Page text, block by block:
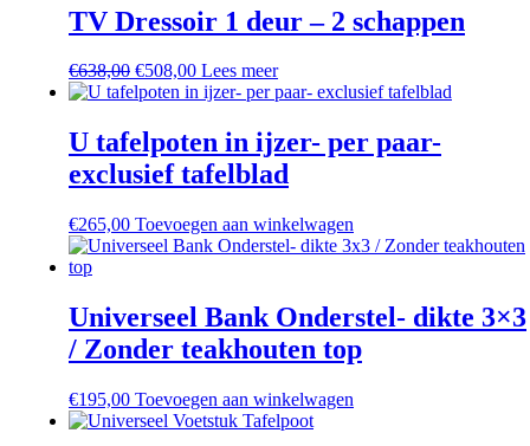
worden
op
productpagina
€1.838,00
meerdere
variaties.
kan
worden
op
TV Dressoir 1 deur – 2 schappen
€638,00 Oorspronkelijke
prijs
€638,00.
€508,00 Huidige
prijs
€508,00.
Lees meer
U tafelpoten in ijzer- per paar-
exclusief tafelblad
€265,00 Toevoegen aan winkelwagen
Universeel Bank Onderstel- dikte 3×3
/ Zonder teakhouten top
€195,00 Toevoegen aan winkelwagen